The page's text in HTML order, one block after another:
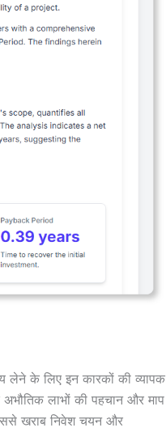
लेने के लिए इन कारकों की व्यापक
लाभों की पहचान और माप
खराब निवेश चयन और